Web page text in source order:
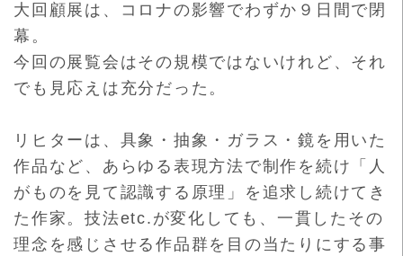
大回顧展は、コロナの影響でわずか９日間で閉
幕。
今回の展覧会はその規模ではないけれど、それ
でも見応えは充分だ った。
リヒターは、具象・抽象・ガラス・鏡を用いた
作品など、あらゆる 表現方法で制作を続け「人
がものを見て認識する原理」を追求し続けてき
た作家。技法etc.が変化しても、一貫したその
理念を感 じさせる作品群を目の当たりにする事